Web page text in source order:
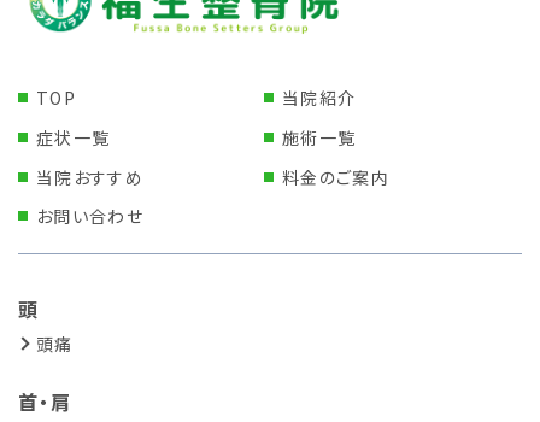
TOP
当院紹介
症状一覧
施術一覧
当院おすすめ
料金のご案内
お問い合わせ
頭
頭痛
首・肩